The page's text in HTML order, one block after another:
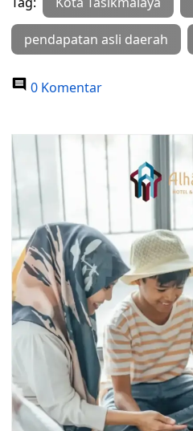
pendapatan asli daerah
0 Komentar